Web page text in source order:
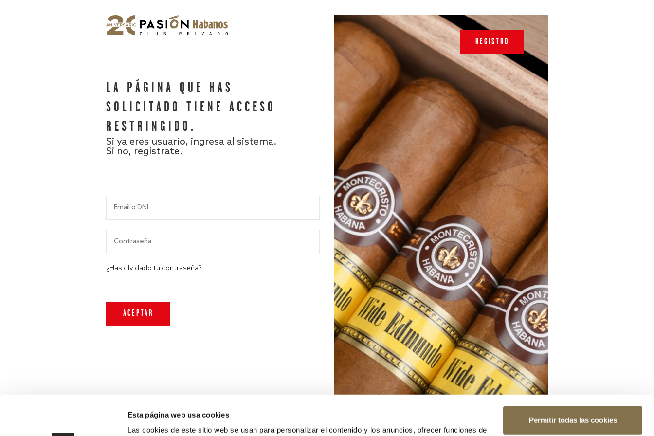
Esta página web usa cookies
Las cookies de este sitio web se usan para personalizar el contenido y los anuncios, ofrecer funciones de
Permitir todas las cookies
LA PÁGINA QUE HAS
SOLICITADO TIENE ACCESO
RESTRINGIDO.
Si ya eres usuario, ingresa al sistema.
Si no, regístrate.
¿Has olvidado tu contraseña?
REGISTRO